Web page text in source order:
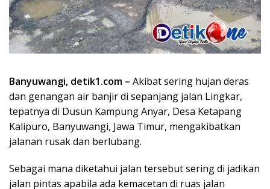
Banyuwangi, detik1.com – Akibat sering hujan deras
dan genangan air banjir di sepanjang jalan Lingkar,
tepatnya di Dusun Kampung Anyar, Desa Ketapang
Kalipuro, Banyuwangi, Jawa Timur, mengakibatkan
jalanan rusak dan berlubang.
Sebagai mana diketahui jalan tersebut sering di jadikan
jalan pintas apabila ada kemacetan di ruas jalan